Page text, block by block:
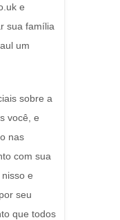
e
sua família
um
sobre a
você, e
nas
com sua
e
seu
que todos